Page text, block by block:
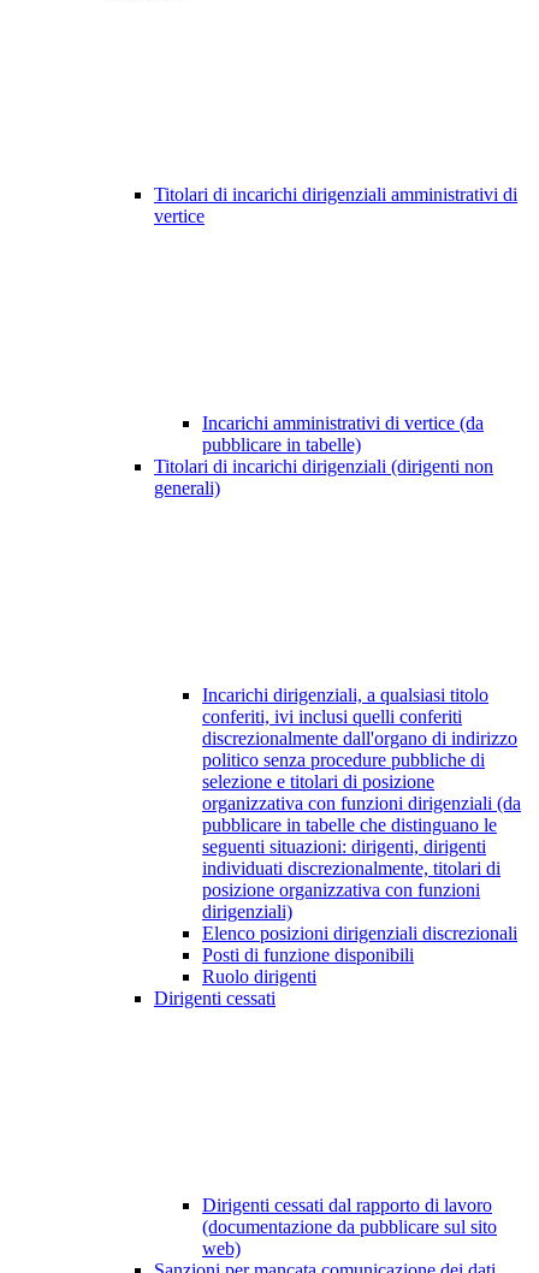
Titolari di incarichi dirigenziali amministrativi di
vertice
Incarichi amministrativi di vertice (da
pubblicare in tabelle)
Titolari di incarichi dirigenziali (dirigenti non
generali)
Incarichi dirigenziali, a qualsiasi titolo
conferiti, ivi inclusi quelli conferiti
discrezionalmente dall'organo di indirizzo
politico senza procedure pubbliche di
selezione e titolari di posizione
organizzativa con funzioni dirigenziali (da
pubblicare in tabelle che distinguano le
seguenti situazioni: dirigenti, dirigenti
individuati discrezionalmente, titolari di
posizione organizzativa con funzioni
dirigenziali)
Elenco posizioni dirigenziali discrezionali
Posti di funzione disponibili
Ruolo dirigenti
Dirigenti cessati
Dirigenti cessati dal rapporto di lavoro
(documentazione da pubblicare sul sito
web)